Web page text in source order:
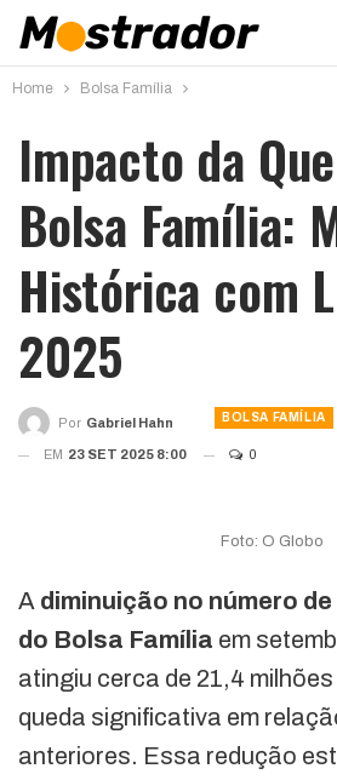
Home Bolsa Família
Impacto da
Bolsa Família:
Histórica com
2025
BOLSA FAMÍLIA
Por Gabriel Hahn
EM 23 SET 2025 8:00 0
Foto: O Globo
A diminuição no número
do Bolsa Família em
atingiu cerca de 21,4
queda significativa em
anteriores. Essa redução